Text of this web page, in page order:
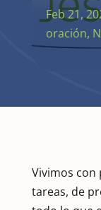
Feb 21,
oración,
Vivimos con
tareas, de